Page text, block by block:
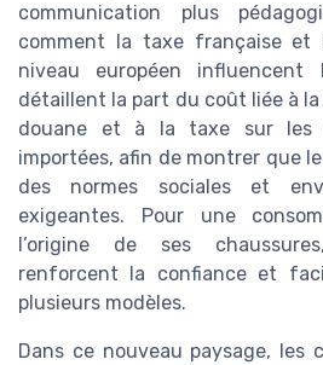
communication plus
comment la taxe française et
niveau européen influencent
détaillent la part du coût liée à
douane et à la taxe sur les
importées, afin de montrer que
des normes sociales et
exigeantes. Pour une
l’origine de ses
renforcent la confiance et
plusieurs modèles.
Dans ce nouveau paysage, les